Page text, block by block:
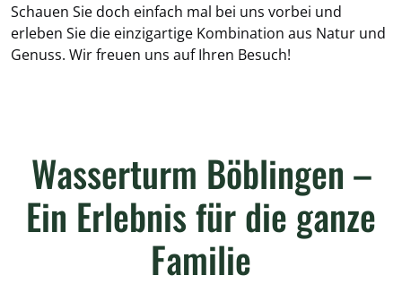
Schauen Sie doch einfach mal bei uns vorbei und
erleben Sie die einzigartige Kombination aus Natur und
Genuss. Wir freuen uns auf Ihren Besuch!
Wasserturm Böblingen –
Ein Erlebnis für die ganze
Familie